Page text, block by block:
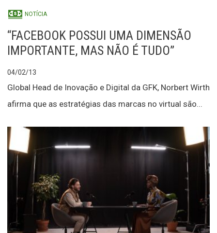
NOTÍCIA
“FACEBOOK POSSUI UMA DIMENSÃO
IMPORTANTE, MAS NÃO É TUDO”
04/02/13
Global Head de Inovação e Digital da GFK, Norbert Wirth
afirma que as estratégias das marcas no virtual são...